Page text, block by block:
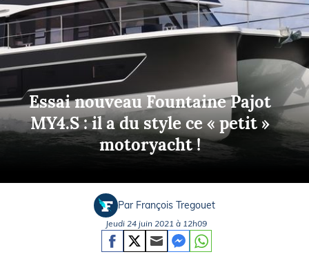
Essai nouveau Fountaine Pajot
MY4.S : il a du style ce « petit »
motoryacht !
Par François Tregouet
Jeudi 24 juin 2021 à 12h09